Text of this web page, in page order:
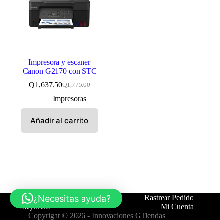
Impresora y escaner
Canon G2170 con STC
Q1,775.00
El
precio
original
Q1,775.00.
Q1,637.50El
precio
actual
Q1,637.50.
Impresoras
Añadir al carrito
Tienda Contáctanos
Rastrear Pedido
Mayorista
Mi Cuenta
Copyright © 2026 - Innovaciones GTiendas
¿Necesitas ayuda?